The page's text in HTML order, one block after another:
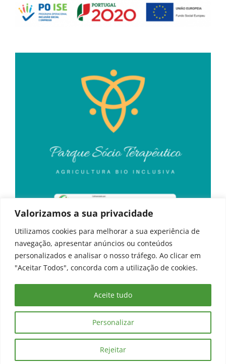
Valorizamos a sua privacidade
Utilizamos cookies para melhorar a sua experiência de
navegação, apresentar anúncios ou conteúdos
personalizados e analisar o nosso tráfego. Ao clicar em
"Aceitar Todos", concorda com a utilização de cookies.
Personalizar
Rejeitar
Aceite tudo
©2026. Centro Paroquial de Dornelas | Todos os direitos reservados
Política de Privacidade|Canal de Denúncia
Facebook